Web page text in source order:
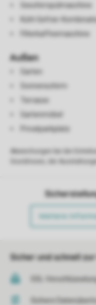
Geschirrspülmaschine
Kühl-Gefrier-
Filterkaffeemaschine
Außen
Garten
Sonnenschirm
Terrasse
Gartenmöbel
Privatparkplatz
Weitere
Sicher und schnell
SSL-
Sichere